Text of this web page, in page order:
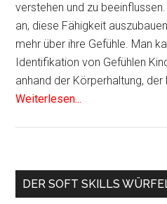
verstehen und zu
an, diese Fähigkeit
mehr über ihre Gefühle. Man
Identifikation von Gefühlen
anhand der Körperhaltung,
Weiterlesen...
Haupt-
DER SOFT SKILLS